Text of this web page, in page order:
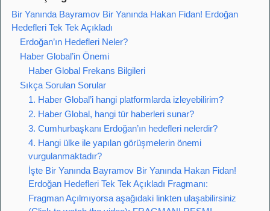
Bir Yanında Bayramov Bir Yanında Hakan Fidan! Erdoğan
Hedefleri Tek Tek Açıkladı
Erdoğan’ın Hedefleri Neler?
Haber Global’in Önemi
Haber Global Frekans Bilgileri
Sıkça Sorulan Sorular
1. Haber Global’i hangi platformlarda izleyebilirim?
2. Haber Global, hangi tür haberleri sunar?
3. Cumhurbaşkanı Erdoğan’ın hedefleri nelerdir?
4. Hangi ülke ile yapılan görüşmelerin önemi
vurgulanmaktadır?
İşte Bir Yanında Bayramov Bir Yanında Hakan Fidan!
Erdoğan Hedefleri Tek Tek Açıkladı Fragmanı:
Fragman Açılmıyorsa aşağıdaki linkten ulaşabilirsiniz